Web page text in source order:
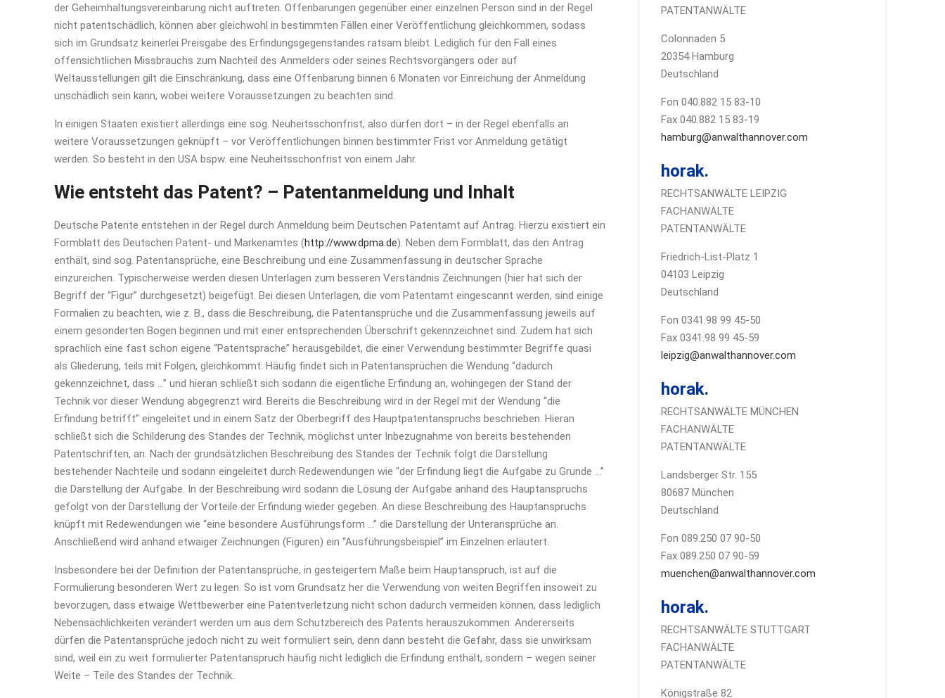
der Geheimhaltungsvereinbarung nicht auftreten. Offenbarungen gegenüber einer einzelnen Person sind in der Regel
nicht patentschädlich, können aber gleichwohl in bestimmten Fällen einer Veröffentlichung gleichkommen, sodass
sich im Grundsatz keinerlei Preisgabe des Erfindungsgegenstandes ratsam bleibt. Lediglich für den Fall eines
offensichtlichen Missbrauchs zum Nachteil des Anmelders oder seines Rechtsvorgängers oder auf
Weltausstellungen gilt die Einschränkung, dass eine Offenbarung binnen 6 Monaten vor Einreichung der Anmeldung
unschädlich sein kann, wobei weitere Voraussetzungen zu beachten sind.
In einigen Staaten existiert allerdings eine sog. Neuheitsschonfrist, also dürfen dort – in der Regel ebenfalls an
weitere Voraussetzungen geknüpft – vor Veröffentlichungen binnen bestimmter Frist vor Anmeldung getätigt
werden. So besteht in den USA bspw. eine Neuheitsschonfrist von einem Jahr.
Wie entsteht das Patent? – Patentanmeldung und Inhalt
Deutsche Patente entstehen in der Regel durch Anmeldung beim Deutschen Patentamt auf Antrag. Hierzu existiert ein
Formblatt des Deutschen Patent- und Markenamtes (http://www.dpma.de). Neben dem Formblatt, das den Antrag
enthält, sind sog. Patentansprüche, eine Beschreibung und eine Zusammenfassung in deutscher Sprache
einzureichen. Typischerweise werden diesen Unterlagen zum besseren Verständnis Zeichnungen (hier hat sich der
Begriff der “Figur” durchgesetzt) beigefügt. Bei diesen Unterlagen, die vom Patentamt eingescannt werden, sind einige
Formalien zu beachten, wie z. B., dass die Beschreibung, die Patentansprüche und die Zusammenfassung jeweils auf
einem gesonderten Bogen beginnen und mit einer entsprechenden Überschrift gekennzeichnet sind. Zudem hat sich
sprachlich eine fast schon eigene “Patentsprache” herausgebildet, die einer Verwendung bestimmter Begriffe quasi
als Gliederung, teils mit Folgen, gleichkommt: Häufig findet sich in Patentansprüchen die Wendung “dadurch
gekennzeichnet, dass …” und hieran schließt sich sodann die eigentliche Erfindung an, wohingegen der Stand der
Technik vor dieser Wendung abgegrenzt wird. Bereits die Beschreibung wird in der Regel mit der Wendung “die
Erfindung betrifft” eingeleitet und in einem Satz der Oberbegriff des Hauptpatentanspruchs beschrieben. Hieran
schließt sich die Schilderung des Standes der Technik, möglichst unter Inbezugnahme von bereits bestehenden
Patentschriften, an. Nach der grundsätzlichen Beschreibung des Standes der Technik folgt die Darstellung
bestehender Nachteile und sodann eingeleitet durch Redewendungen wie “der Erfindung liegt die Aufgabe zu Grunde …”
die Darstellung der Aufgabe. In der Beschreibung wird sodann die Lösung der Aufgabe anhand des Hauptanspruchs
gefolgt von der Darstellung der Vorteile der Erfindung wieder gegeben. An diese Beschreibung des Hauptanspruchs
knüpft mit Redewendungen wie “eine besondere Ausführungsform …” die Darstellung der Unteransprüche an.
Anschließend wird anhand etwaiger Zeichnungen (Figuren) ein “Ausführungsbeispiel” im Einzelnen erläutert.
Insbesondere bei der Definition der Patentansprüche, in gesteigertem Maße beim Hauptanspruch, ist auf die
Formulierung besonderen Wert zu legen. So ist vom Grundsatz her die Verwendung von weiten Begriffen insoweit zu
bevorzugen, dass etwaige Wettbewerber eine Patentverletzung nicht schon dadurch vermeiden können, dass lediglich
Nebensächlichkeiten verändert werden um aus dem Schutzbereich des Patents herauszukommen. Andererseits
dürfen die Patentansprüche jedoch nicht zu weit formuliert sein, denn dann besteht die Gefahr, dass sie unwirksam
sind, weil ein zu weit formulierter Patentanspruch häufig nicht lediglich die Erfindung enthält, sondern – wegen seiner
Weite – Teile des Standes der Technik.
PATENTANWÄLTE
Colonnaden 5
20354 Hamburg
Deutschland
Fon 040.882 15 83-10
Fax 040.882 15 83-19
hamburg@anwalthannover.com
horak.
RECHTSANWÄLTE LEIPZIG
FACHANWÄLTE
PATENTANWÄLTE
Friedrich-List-Platz 1
04103 Leipzig
Deutschland
Fon 0341.98 99 45-50
Fax 0341.98 99 45-59
leipzig@anwalthannover.com
horak.
RECHTSANWÄLTE MÜNCHEN
FACHANWÄLTE
PATENTANWÄLTE
Landsberger Str. 155
80687 München
Deutschland
Fon 089.250 07 90-50
Fax 089.250 07 90-59
muenchen@anwalthannover.com
horak.
RECHTSANWÄLTE STUTTGART
FACHANWÄLTE
PATENTANWÄLTE
Königstraße 82